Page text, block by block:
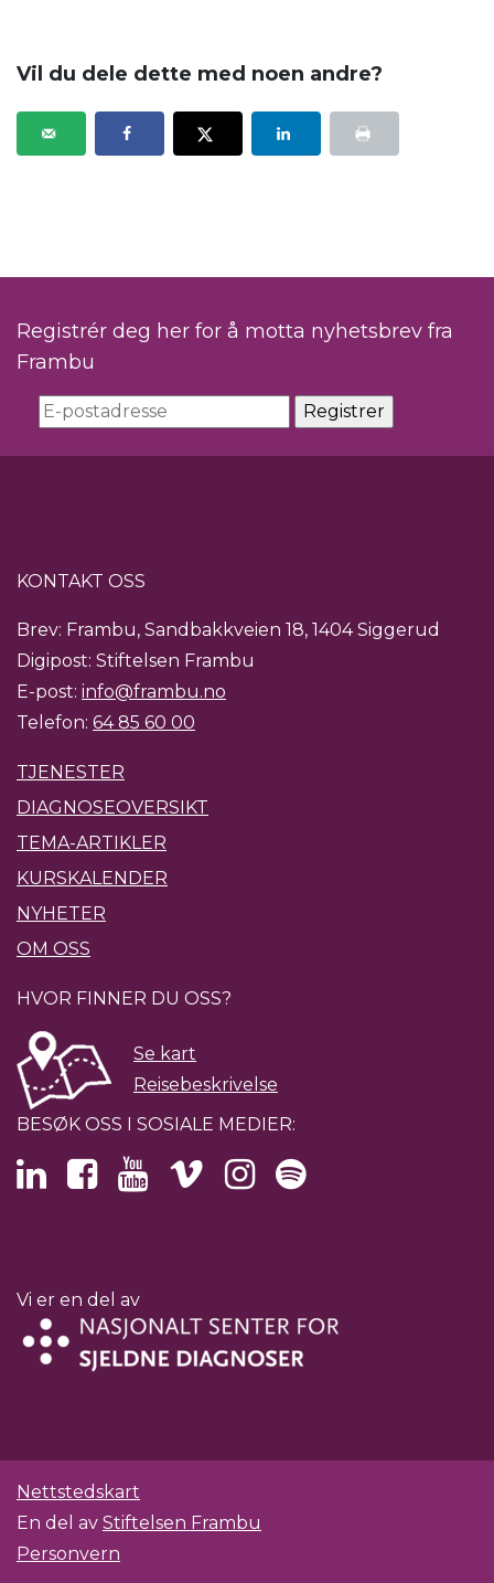
Vil du dele dette med noen andre?
Registrér deg her for å motta nyhetsbrev fra
Frambu
KONTAKT OSS
Brev: Frambu, Sandbakkveien 18, 1404 Siggerud
Digipost: Stiftelsen Frambu
E-post: info@frambu.no
Telefon: 64 85 60 00
TJENESTER
DIAGNOSEOVERSIKT
TEMA-ARTIKLER
KURSKALENDER
NYHETER
OM OSS
HVOR FINNER DU OSS?
Se kart
Reisebeskrivelse
BESØK OSS I SOSIALE MEDIER:
Vi er en del av
Nettstedskart
En del av Stiftelsen Frambu
Personvern